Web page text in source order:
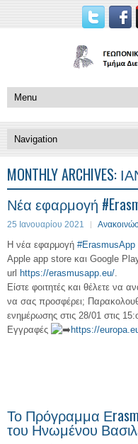
MONTHLY ARCHIVES:
Νέα εφαρμογή
25 Ιανουαρίου 2021
Η νέα εφαρμογή #ErasmusApp
Apple app store και Google
url https://erasmusapp.eu/.
Είστε φοιτητές και θέλετε να
να σας προσφέρει;
ενημέρωσης στις 28/01 στις
Εγγραφές
https://
Το Πρόγραμμα
του Ηνωμένου